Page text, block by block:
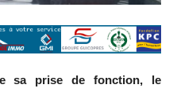
sa prise de fonction, le